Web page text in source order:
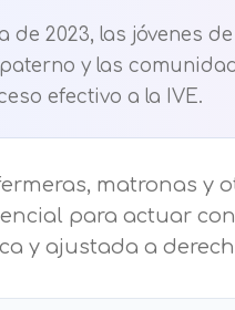
de 2023, las jóvenes de
y las
efectivo a la IVE.
matronas
para actuar
y ajustada a